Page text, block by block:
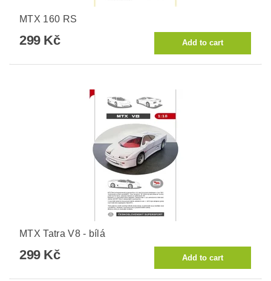
MTX 160 RS
299 Kč
MTX Tatra V8 - bílá
299 Kč